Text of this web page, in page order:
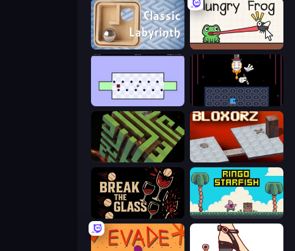
Classic Labyrinth 3D Hungry Frog
World's Hardest Game Just One Boss
Maze Planet 3D Bloxorz
Break the Glass Ringo Starfish